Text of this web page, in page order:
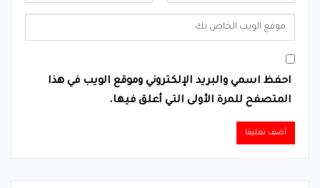
احفظ اسمي والبريد الإلكتروني وموقع الويب في هذا
المتصفح للمرة الأولى التي أعلق فيها.